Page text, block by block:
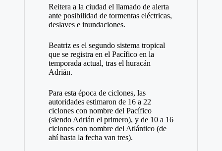
Reitera a la ciudad el llamado de alerta
ante posibilidad de tormentas eléctricas,
deslaves e inundaciones.
Beatriz es el segundo sistema tropical
que se registra en el Pacífico en la
temporada actual, tras el huracán
Adrián.
Para esta época de ciclones, las
autoridades estimaron de 16 a 22
ciclones con nombre del Pacífico
(siendo Adrián el primero), y de 10 a 16
ciclones con nombre del Atlántico (de
ahí hasta la fecha van tres).